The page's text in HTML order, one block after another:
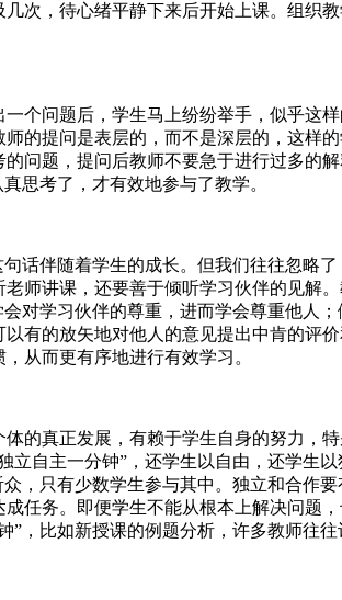
次，待心绪平静下来后开始上课。组织
问题后，学生马上纷纷举手，似乎这
的提问是表层的，而不是深层的，这样
问题，提问后教师不要急于进行过多的
思考了，才有效地参与了教学。
伴随着学生的成长。但我们往往忽略
师讲课，还要善于倾听学习伙伴的见解
对学习伙伴的尊重，进而学会尊重他人
有的放矢地对他人的意见提出中肯的评
从而更有序地进行有效学习。
真正发展，有赖于学生自身的努力，
立自主一分钟”，还学生以自由，还学生
，只有少数学生参与其中。独立和合作
任务。即便学生不能从根本上解决问题
，比如新授课的例题分析，许多教师往